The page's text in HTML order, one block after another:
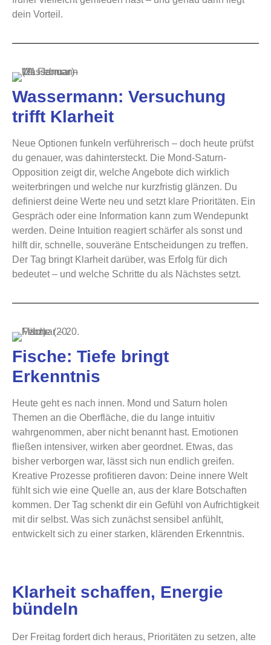
dein Vorteil.
Wassermann: Versuchung
trifft Klarheit
Neue Optionen funkeln verführerisch – doch heute prüfst
du genauer, was dahintersteckt. Die Mond-Saturn-
Opposition zeigt dir, welche Angebote dich wirklich
weiterbringen und welche nur kurzfristig glänzen. Du
definierst deine Werte neu und setzt klare Prioritäten. Ein
Gespräch oder eine Information kann zum Wendepunkt
werden. Deine Intuition reagiert schärfer als sonst und
hilft dir, schnelle, souveräne Entscheidungen zu treffen.
Der Tag bringt Klarheit darüber, was Erfolg für dich
bedeutet – und welche Schritte du als Nächstes setzt.
Fische: Tiefe bringt
Erkenntnis
Heute geht es nach innen. Mond und Saturn holen
Themen an die Oberfläche, die du lange intuitiv
wahrgenommen, aber nicht benannt hast. Emotionen
fließen intensiver, wirken aber geordnet. Etwas, das
bisher verborgen war, lässt sich nun endlich greifen.
Kreative Prozesse profitieren davon: Deine innere Welt
fühlt sich wie eine Quelle an, aus der klare Botschaften
kommen. Der Tag schenkt dir ein Gefühl von Aufrichtigkeit
mit dir selbst. Was sich zunächst sensibel anfühlt,
entwickelt sich zu einer starken, klärenden Erkenntnis.
Klarheit schaffen, Energie
bündeln
Der Freitag fordert dich heraus, Prioritäten zu setzen, alte